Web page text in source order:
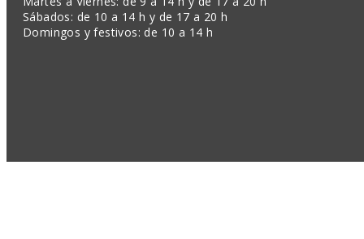
Sábados: de 10 a 14 h y de 17 a 20 h
Domingos y festivos: de 10 a 14 h